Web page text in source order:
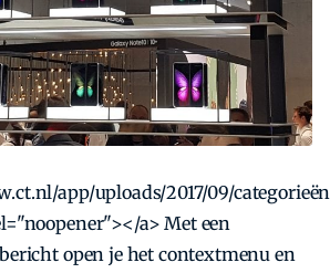
app/uploads/2017/09/
a> Met een
open je het contextmenu en